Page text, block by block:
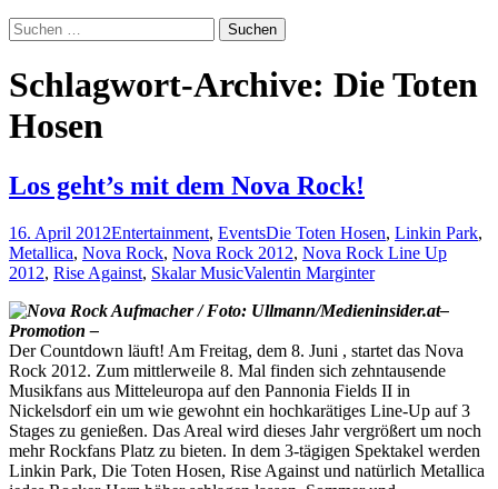
Suchen
nach:
Schlagwort-Archive: Die Toten
Hosen
Los geht’s mit dem Nova Rock!
16. April 2012Entertainment, EventsDie Toten Hosen, Linkin Park,
Metallica, Nova Rock, Nova Rock 2012, Nova Rock Line Up
2012, Rise Against, Skalar MusicValentin Marginter
–
Promotion –
Der Countdown läuft! Am Freitag, dem 8. Juni , startet das Nova
Rock 2012. Zum mittlerweile 8. Mal finden sich zehntausende
Musikfans aus Mitteleuropa auf den Pannonia Fields II in
Nickelsdorf ein um wie gewohnt ein hochkarätiges Line-Up auf 3
Stages zu genießen. Das Areal wird dieses Jahr vergrößert um noch
mehr Rockfans Platz zu bieten. In dem 3-tägigen Spektakel werden
Linkin Park, Die Toten Hosen, Rise Against und natürlich Metallica